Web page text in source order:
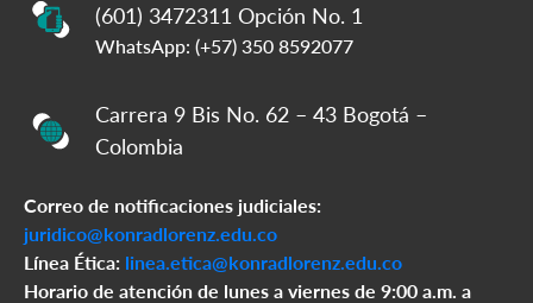
(601) 3472311 Opción No. 1
WhatsApp: (+57) 350 8592077
Carrera 9 Bis No. 62 – 43 Bogotá –
Colombia
Correo de notificaciones judiciales:
juridico@konradlorenz.edu.co
Línea Ética: linea.etica@konradlorenz.edu.co
Horario de atención de lunes a viernes de 9:00 a.m. a